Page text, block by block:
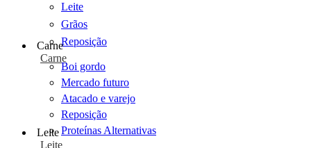
Leite
Grãos
Reposição
Carne
Carne
Boi gordo
Mercado futuro
Atacado e varejo
Reposição
Proteínas Alternativas
Leite
Leite